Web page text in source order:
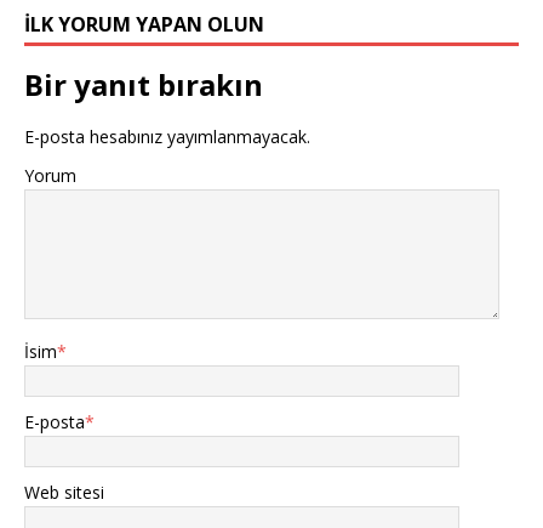
İLK YORUM YAPAN OLUN
Bir yanıt bırakın
E-posta hesabınız yayımlanmayacak.
Yorum
İsim*
E-posta*
Web sitesi